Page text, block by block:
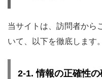
当サイトは、訪問者から
いて、以下を徹底します。
2-1. 情報の正確性の